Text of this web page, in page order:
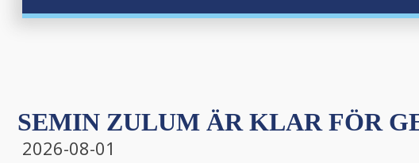
SEMIN ZULUM ÄR KLAR FÖR
2026-08-01